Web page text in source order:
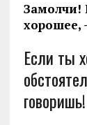
Замолчи!
хорошее,
Если ты
говоришь!